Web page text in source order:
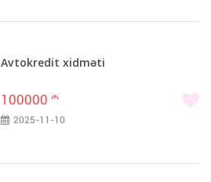
Avtokredit xidməti
100000 m
2025-11-10